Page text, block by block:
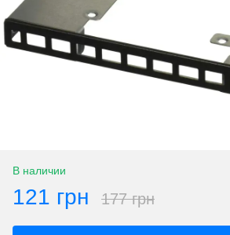
В наличии
121 грн 177 грн